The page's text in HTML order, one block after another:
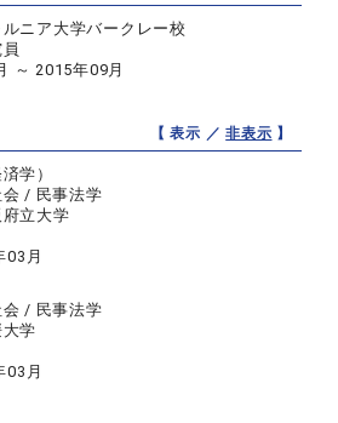
ニア大学バークレー校
～ 2015年09月
【 表示 ／非表示 】
学）
会 / 民事法学
府立大学
03月
会 / 民事法学
学
03月